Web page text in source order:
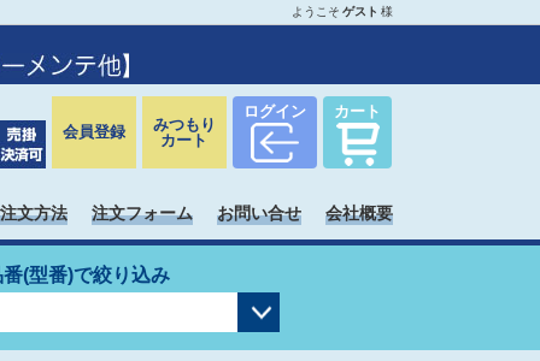
ようこそ ゲスト 様
会員登録
みつもり
カート
ログイン カート
文方法 注文フォーム お問い合せ 会社概要
番(型番)で絞り込み